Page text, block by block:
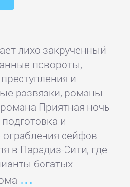
лихо закрученный
повороты,
и
развязки, романы
Приятная ночь
и
сейфов
в Парадиз-Сити, где
богатых